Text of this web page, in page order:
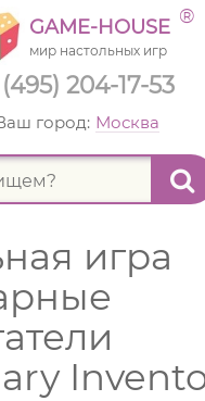
204-17-53
GAME-HOUSE ®
мир настольных игр
город: Москва
игра